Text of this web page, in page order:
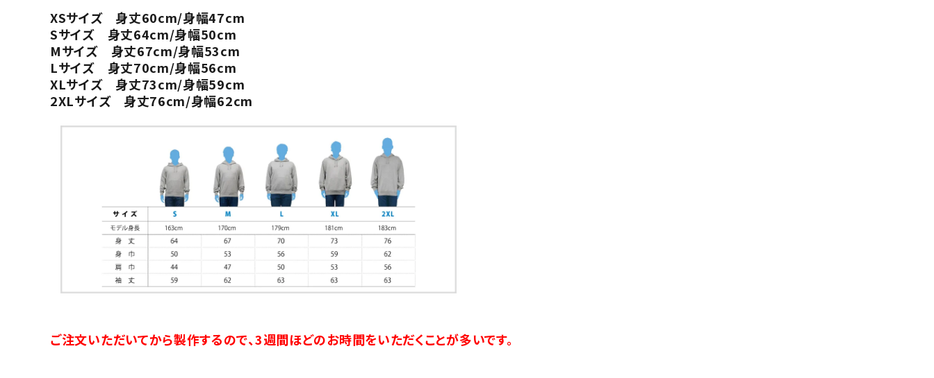
XSサイズ 身丈60cm/身幅47cm
Sサイズ 身丈64cm/身幅50cm
Mサイズ 身丈67cm/身幅53cm
Lサイズ 身丈70cm/身幅56cm
XLサイズ 身丈73cm/身幅59cm
2XLサイズ 身丈76cm/身幅62cm
ご注文いただいてから製作するので、3週間ほどのお時間をいただくことが多いです。